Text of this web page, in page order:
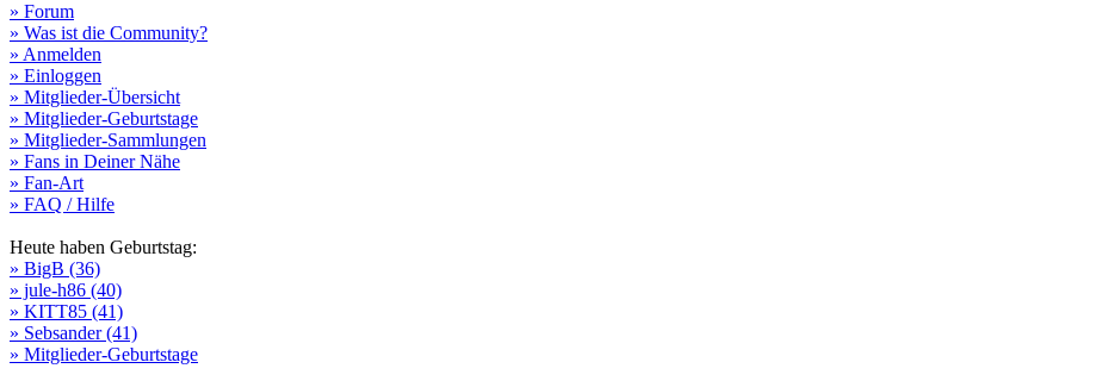
» Forum
» Was ist die Community?
» Anmelden
» Einloggen
» Mitglieder-Übersicht
» Mitglieder-Geburtstage
» Mitglieder-Sammlungen
» Fans in Deiner Nähe
» Fan-Art
» FAQ / Hilfe
Heute haben Geburtstag:
» BigB (36)
» jule-h86 (40)
» KITT85 (41)
» Sebsander (41)
» Mitglieder-Geburtstage